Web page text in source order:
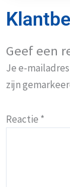
Geef een
Je e-
zijn
Reactie *